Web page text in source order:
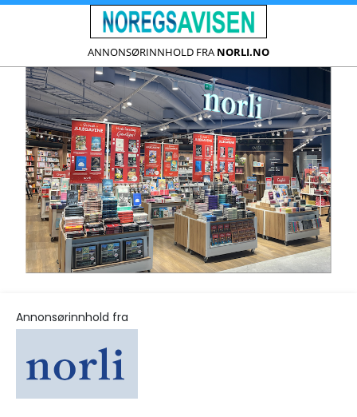
ANNONSØRINNHOLD FRA NORLI.NO
Annonsørinnhold fra